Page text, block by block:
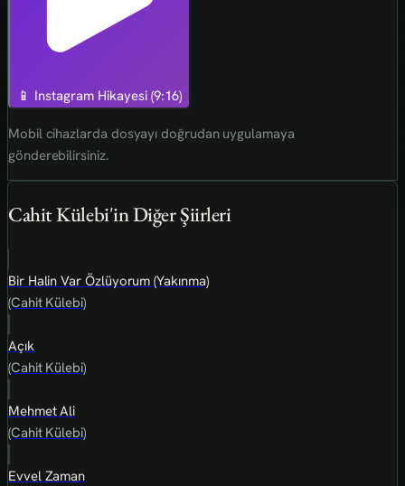
📱 Instagram Hikayesi (9:16)
Mobil cihazlarda dosyayı doğrudan uygulamaya
gönderebilirsiniz.
Cahit Külebi'in Diğer Şiirleri
Bir Halin Var Özlüyorum (Yakınma)
(Cahit Külebi)
Açık
(Cahit Külebi)
Mehmet Ali
(Cahit Külebi)
Evvel Zaman